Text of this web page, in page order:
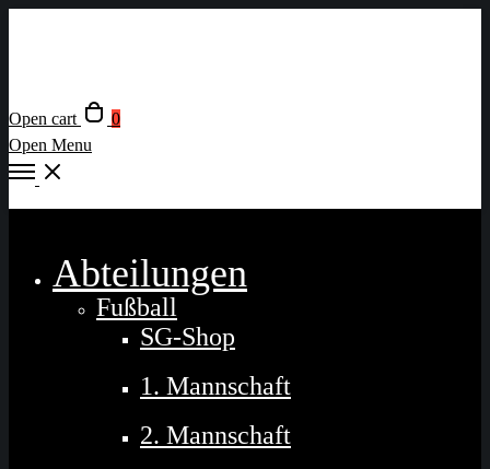
Open cart
0
Open Menu
Abteilungen
Fußball
SG-Shop
1. Mannschaft
2. Mannschaft